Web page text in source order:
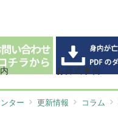
お葬式事例
ター 更新情報 コラム